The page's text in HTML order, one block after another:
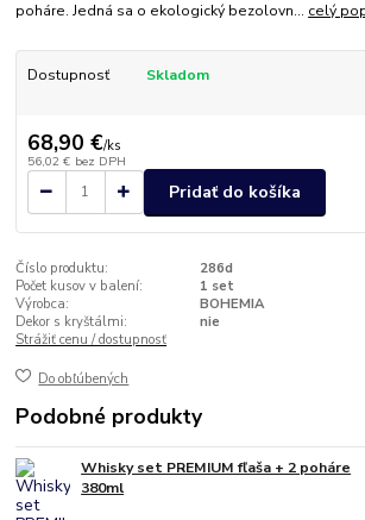
poháre. Jedná sa o ekologický bezolovn... celý
Dostupnosť Skladom
68,90 €/ks
56,02 € bez DPH
Pridať do košíka
Číslo produktu:
286d
Počet kusov v balení:
1 set
Výrobca:
BOHEMIA
Dekor s kryštálmi:
nie
Strážiť cenu / dostupnosť
Do obľúbených
Podobné produkty
Whisky set PREMIUM fľaša + 2 poháre
380ml